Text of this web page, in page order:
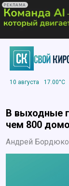
РЕКЛАМА
10 августа 17.00°C
В выходные
чем 800
Андрей